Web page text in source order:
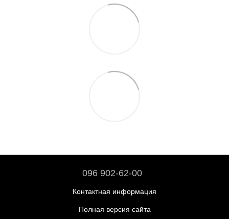
096 902-62-00
Контактная информация
Полная версия сайта